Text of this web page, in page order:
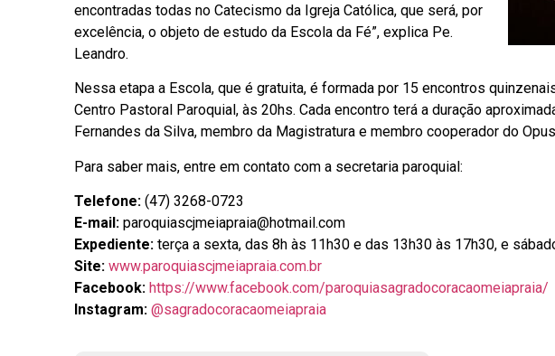
encontradas todas no Catecismo da Igreja Católica, que será, por
excelência, o objeto de estudo da Escola da Fé”, explica Pe.
Leandro.
Nessa etapa a Escola, que é gratuita, é formada por 15 encontros
Centro Pastoral Paroquial, às 20hs. Cada encontro terá a duração
Fernandes da Silva, membro da Magistratura e membro cooperador do
Para saber mais, entre em contato com a secretaria paroquial:
Telefone: (47) 3268-0723
E-mail: paroquiascjmeiapraia@hotmail.com
Expediente: terça a sexta, das 8h às 11h30 e das 13h30 às 17h30, e
Site: www.paroquiascjmeiapraia.com.br
Facebook: https://www.facebook.com/paroquiasagradocoracaomeiapraia/
Instagram: @sagradocoracaomeiapraia